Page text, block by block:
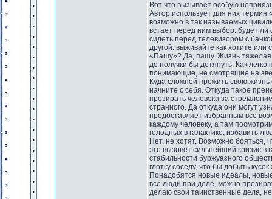
Вот что вызывает особую
Автор использует для них
возможно в так называемых
встает перед ним выбор: будет ли
сидеть перед телевизором с
другой: выживайте как хотите или
«Пашу»? Да, пашу. Жизнь тяжелая
до получки бы дотянуть. Как
понимающие, не смотрящие на
Куда сложней прожить свою жизнь
начните с себя. Откуда такое
презирать человека за
странного. Да откуда они могут
предоставляет избранным все
каждому человеку, а там
голодных в галактике, избавить
Нет, не хотят. Возможно бояться,
это вызовет сильнейший кризис в
стабильности буржуазного
глотку соседу, что бы добыть
Понадобятся новые идеалы,
все люди при деле, можно
делаю свои таинственные дела,